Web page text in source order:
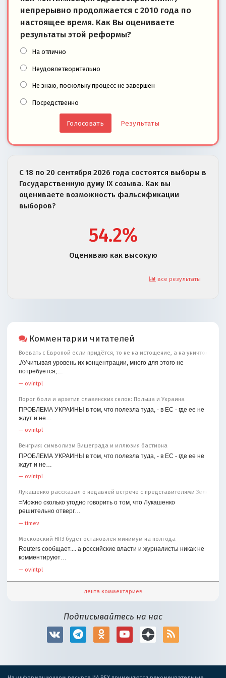
непрерывно продолжается с 2010 года по
настоящее время. Как Вы оцениваете
результаты этой реформы?
На отлично
Неудовлетворительно
Не знаю, поскольку процесс не завершён
Посредственно
Результаты
С 18 по 20 сентября 2026 года состоятся выборы в
Государственную думу IX созыва. Как вы
оцениваете возможность фальсификации
выборов?
54.2%
Оцениваю как высокую
все результаты
Комментарии читателей
Воевать с Европой если придётся, то не на истощение, а на уничтожение
.//Учитывая уровень их концентрации, много для этого не
потребуется;…
— ovintpl
Порог боли и архетип славянских склок: Польша и Украина
ПРОБЛЕМА УКРАИНЫ в том, что полезла туда, - в ЕС - где ее не
ждут и не…
— ovintpl
Венгрия: символизм Вишеграда и иллюзия бастиона
ПРОБЛЕМА УКРАИНЫ в том, что полезла туда, - в ЕС - где ее не
ждут и не…
— ovintpl
Лукашенко рассказал о недавней встрече с представителями
=Можно сколько угодно говорить о том, что Лукашенко
решительно отверг…
—timev
Московский НПЗ будет остановлен минимум на полгода
Reuters сообщает.... а российские власти и журналисты никак не
комментируют…
— ovintpl
лента комментариев
Подписывайтесь на нас